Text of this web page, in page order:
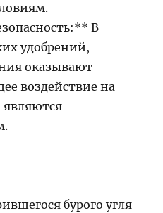
В
удобрений,
оказывают
воздействие на
бурого угля